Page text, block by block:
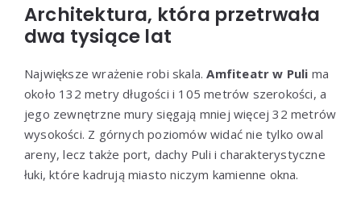
Architektura, która przetrwała
dwa tysiące lat
Największe wrażenie robi skala.Amfiteatr w Puli ma
około 132 metry długości i 105 metrów szerokości, a
jego zewnętrzne mury sięgają mniej więcej 32 metrów
wysokości. Z górnych poziomów widać nie tylko owal
areny, lecz także port, dachy Puli i charakterystyczne
łuki, które kadrują miasto niczym kamienne okna.